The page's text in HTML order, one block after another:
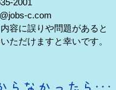
c.com
容に誤りや問題があると
ただけますと幸いです。